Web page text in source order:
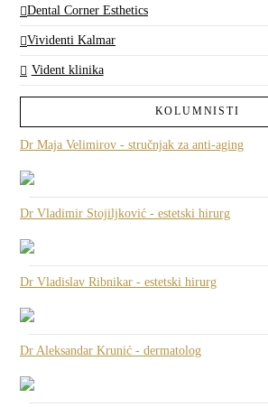
Dental Corner Esthetics
Vividenti Kalmar
Vident klinika
KOLUMNISTI
Dr Maja Velimirov - stručnjak za anti-aging
Dr Vladimir Stojiljković - estetski hirurg
Dr Vladislav Ribnikar - estetski hirurg
Dr Aleksandar Krunić - dermatolog